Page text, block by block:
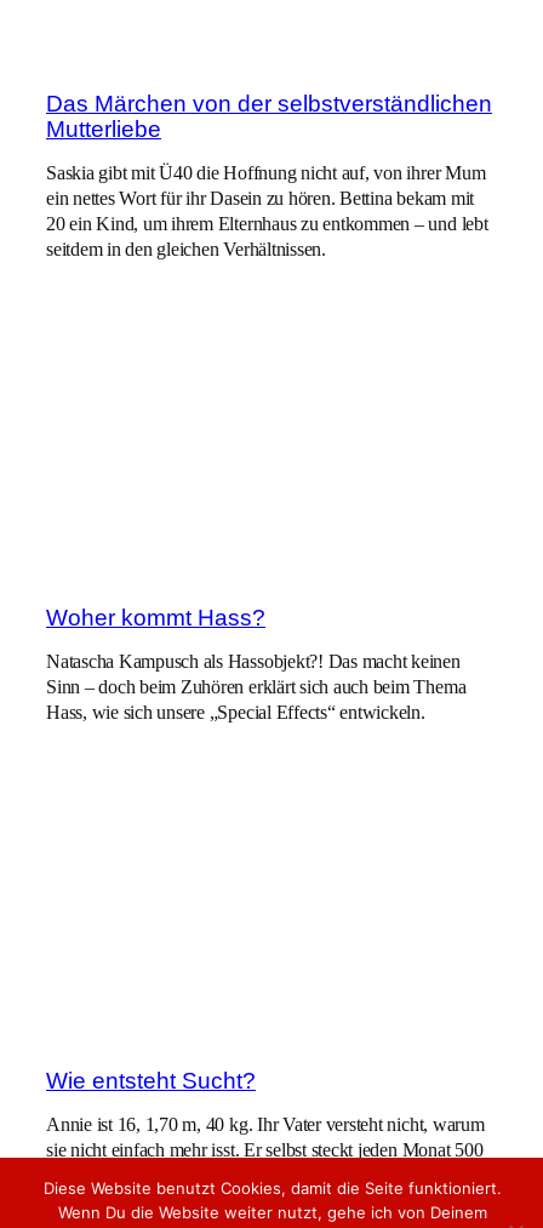
Das Märchen von der selbstverständlichen
Mutterliebe
Saskia gibt mit Ü40 die Hoffnung nicht auf, von ihrer Mum
ein nettes Wort für ihr Dasein zu hören. Bettina bekam mit
20 ein Kind, um ihrem Elternhaus zu entkommen – und lebt
seitdem in den gleichen Verhältnissen.
Woher kommt Hass?
Natascha Kampusch als Hassobjekt?! Das macht keinen
Sinn – doch beim Zuhören erklärt sich auch beim Thema
Hass, wie sich unsere „Special Effects“ entwickeln.
Wie entsteht Sucht?
Annie ist 16, 1,70 m, 40 kg. Ihr Vater versteht nicht, warum
sie nicht einfach mehr isst. Er selbst steckt jeden Monat 500
Diskussionen mit ihm über ihr Rauchen. Verstehen des
Diese Website benutzt Cookies, damit die Seite funktioniert.
Wenn Du die Website weiter nutzt, gehe ich von Deinem